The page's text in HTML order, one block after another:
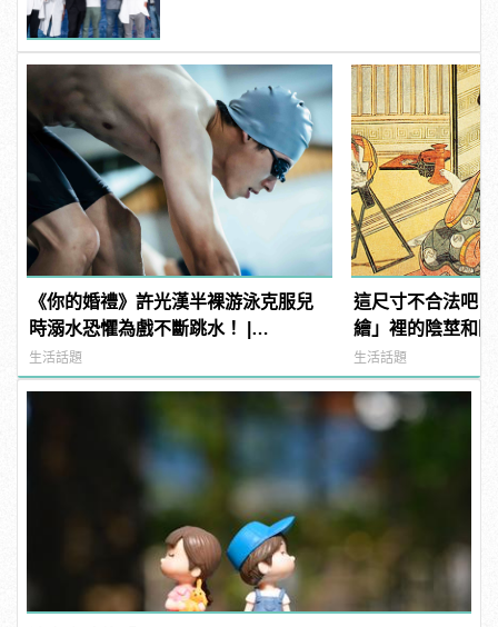
《你的婚禮》許光漢半裸游泳克服兒
時溺水恐懼為戲不斷跳水！ |
manfashion這樣變型男
生活話題
這尺寸不合法吧
繪」裡的陰莖和
生活話題